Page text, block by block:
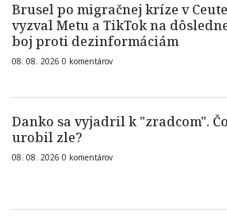
Brusel po migračnej kríze v Ceute
vyzval Metu a TikTok na
boj proti dezinformáciám
08. 08. 2026 0 komentárov
Danko sa vyjadril k "zradcom".
urobil zle?
08. 08. 2026 0 komentárov